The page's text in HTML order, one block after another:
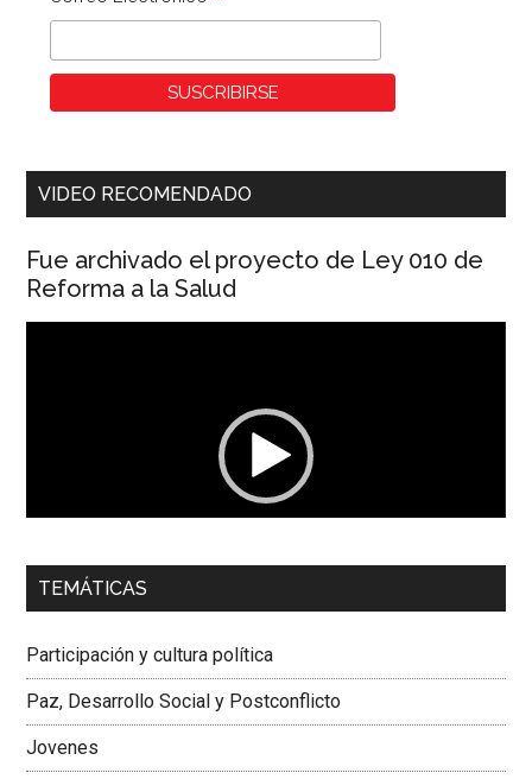
VIDEO RECOMENDADO
Fue archivado el proyecto de Ley 010 de
Reforma a la Salud
00:00 01:04
Colombiana
TEMÁTICAS
Participación y cultura política
Paz, Desarrollo Social y Postconflicto
Jovenes